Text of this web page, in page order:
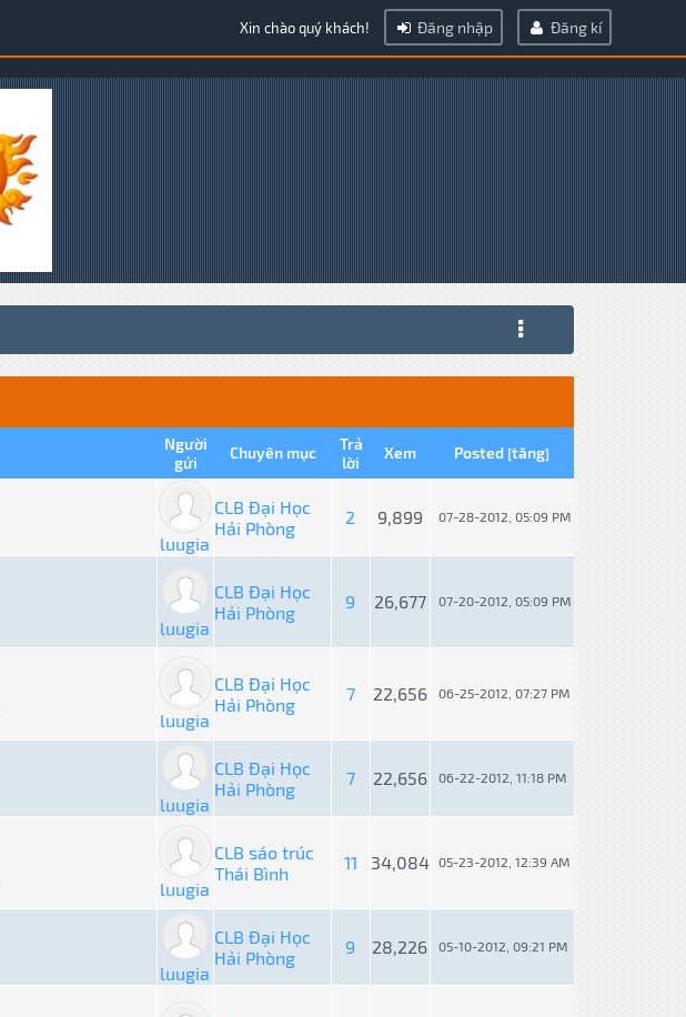
Xin chào quý khách! Đăng nhập Đăng kí
Người
gửi
Chuyên mục
Trả
lời
Xem Posted [tăng]
luugia
CLB Đại Học
Hải Phòng
2 9,899 07-28-2012, 05:09 PM
luugia
CLB Đại Học
Hải Phòng
9 26,677 07-20-2012, 05:09 PM
luugia
CLB Đại Học
Hải Phòng
7 22,656 06-25-2012, 07:27 PM
luugia
CLB Đại Học
Hải Phòng
7 22,656 06-22-2012, 11:18 PM
luugia
CLB sáo trúc
Thái Bình
11 34,084 05-23-2012, 12:39 AM
luugia
CLB Đại Học
Hải Phòng
9 28,226 05-10-2012, 09:21 PM